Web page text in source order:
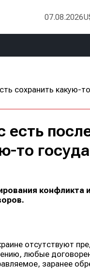
07.08.2026
то
конфликта
отсутствуют
любые
заранее